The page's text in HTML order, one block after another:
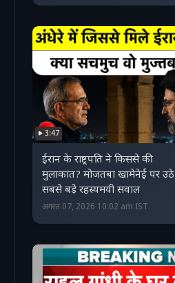
3:47
ईरान के राष्ट्रपति ने किससे की
मुलाकात? मोजतबा खामेनेई पर उठे
सबसे बड़े रहस्यमयी सवाल
अगस्त 07, 2026 10:02 am IST